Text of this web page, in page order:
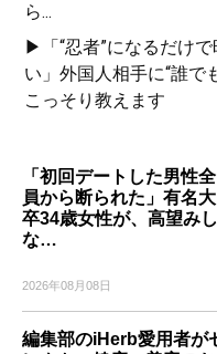
ら...
▶「“忍者”になるだけ
い」外国人相手に“誰で
こっそり教えます
「初回デートした男性全
員から断られた」有名大
卒34歳女性が、高望みし
な…
2026年08月08日
編集部のiHerb愛用者が